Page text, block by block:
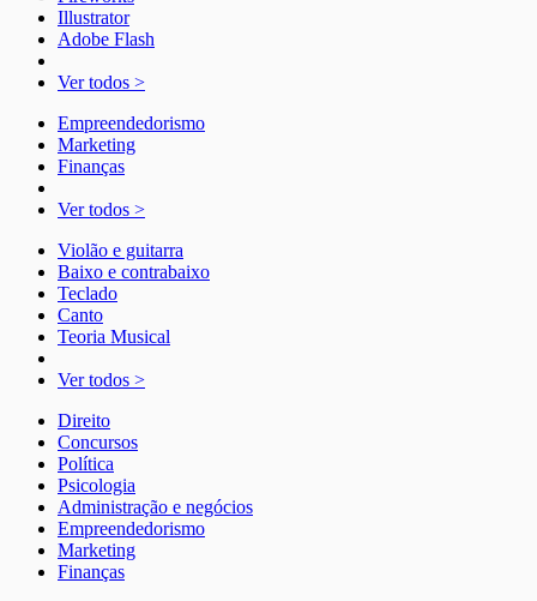
Illustrator
Adobe Flash
Ver todos >
Empreendedorismo
Marketing
Finanças
Ver todos >
Violão e guitarra
Baixo e contrabaixo
Teclado
Canto
Teoria Musical
Ver todos >
Direito
Concursos
Política
Psicologia
Administração e negócios
Empreendedorismo
Marketing
Finanças